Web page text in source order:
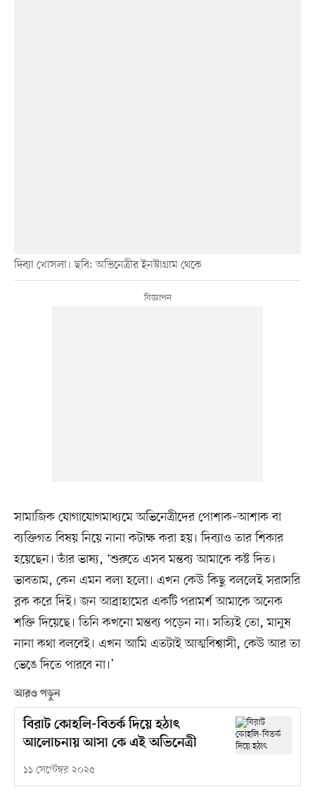
দিব্যা খোসলা। ছবি: অভিনেত্রীর ইনস্টাগ্রাম থেকে
সামাজিক যোগাযোগমাধ্যমে অভিনেত্রীদের পোশাক–আশাক বা
ব্যক্তিগত বিষয় নিয়ে নানা কটাক্ষ করা হয়। দিব্যাও তার শিকার
হয়েছেন। তাঁর ভাষ্য, ‘শুরুতে এসব মন্তব্য আমাকে কষ্ট দিত।
ভাবতাম, কেন এমন বলা হলো। এখন কেউ কিছু বললেই সরাসরি
ব্লক করে দিই। জন আব্রাহামের একটি পরামর্শ আমাকে অনেক
শক্তি দিয়েছে। তিনি কখনো মন্তব্য পড়েন না। সত্যিই তো, মানুষ
নানা কথা বলবেই। এখন আমি এতটাই আত্মবিশ্বাসী, কেউ আর তা
ভেঙে দিতে পারবে না।’
আরও পড়ুন
বিরাট কোহলি-বিতর্ক দিয়ে হঠাৎ
আলোচনায় আসা কে এই অভিনেত্রী
১১ সেপ্টেম্বর ২০২৫